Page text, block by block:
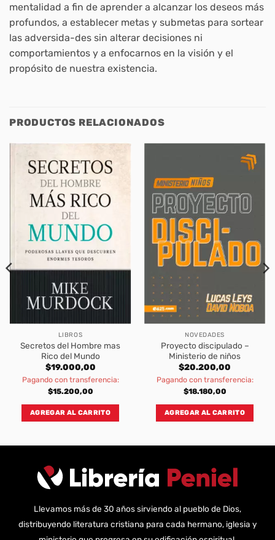
mentalidad a fin de aprender a alcanzar los deseos más
profundos, a establecer metas y submetas para sortear
las adversida-des sin alterar decisiones ni
comportamientos y a enfocarnos en la visión y el
propósito de nuestra existencia.
PRODUCTOS RELACIONADOS
LIBROS
Secretos del Hombre mas
Rico del Mundo
$19.000,00
Pagando con transferencia:
$15.200,00
AGREGAR AL CARRITO
NOVEDADES
Proyecto discipulado –
Ministerio de niños
$20.200,00
Pagando con transferencia:
$18.180,00
AGREGAR AL CARRITO
Llevamos más de 30 años sirviendo al pueblo de Dios,
distribuyendo literatura cristiana para cada hermano, iglesia y